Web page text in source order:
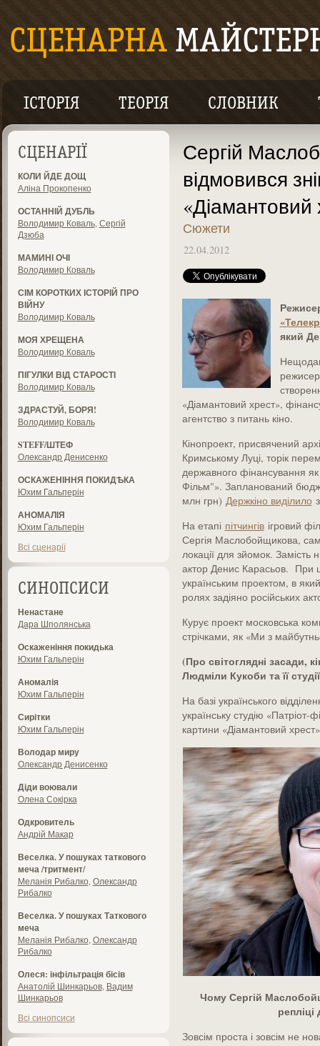
ІСТОРІЯ ТЕОРІЯ СЛОВНИК
СЦЕНАРІЇ
КОЛИ ЙДЕ ДОЩ
Аліна Прокопенко
ОСТАННІЙ ДУБЛЬ
Володимир Коваль, Сергій
Дзюба
МАМИНІ ОЧІ
Володимир Коваль
СІМ КОРОТКИХ ІСТОРІЙ ПРО
ВІЙНУ
Володимир Коваль
МОЯ ХРЕЩЕНА
Володимир Коваль
ПІГУЛКИ ВІД СТАРОСТІ
Володимир Коваль
ЗДРАСТУЙ, БОРЯ!
Володимир Коваль
STEFF/ШТЕФ
Олександр Денисенко
ОСКАЖЕНІННЯ ПОКИДѢКА
Юхим Гальперін
АНОМАЛІЯ
Юхим Гальперін
Всі сценарії
СИНОПСИСИ
Ненастане
Дара Шполянська
Оскаженіння покидька
Юхим Гальперін
Аномалія
Юхим Гальперін
Сирітки
Юхим Гальперін
Володар миру
Олександр Денисенко
Діди воювали
Олена Сокірка
Одкровитель
Андрій Макар
Веселка. У пошуках таткового
меча /тритмент/
Меланія Рибалко Олександр
Рибалко
Веселка. У пошуках Таткового
меча
Меланія Рибалко Олександр
Рибалко
Олеся: інфільтрація бісів
Анатолій Шинкарьов, Вадим
Шинкарьов
Всі синопсиси
Сергій
відмовився
«Діамантовий
Сюжети
22.04.2012
який
«Діамантовий хрест»,
агентство з питань кіно.
Кінопроект, присвячений
Кримському Луці, торік
державного фінансування
Фільм"». Запланований
млн грн) Держкіно виділилоз
На етапі пітчингівігровий
Сергія Маслобойщикова,
локації для зйомок. Замість
актор Денис Карасьов. При
українським проектом, в
ролях задіяно російських
Курує проект московська
стрічками, як «Ми з
(Про світоглядні засади,
Людміли Кукоби та її
На базі українського
українську студію
картини «Діамантовий
Чому Сергій
Зовсім проста і зовсім не